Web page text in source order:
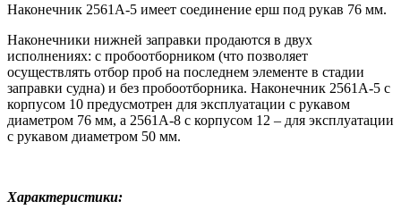
Наконечник 2561А-5 имеет соединение ерш под рукав 76 мм.
Наконечники нижней заправки продаются в двух
исполнениях: с пробоотборником (что позволяет
осуществлять отбор проб на последнем элементе в стадии
заправки судна) и без пробоотборника. Наконечник 2561A-5 с
корпусом 10 предусмотрен для эксплуатации с рукавом
диаметром 76 мм, а 2561A-8 с корпусом 12 – для эксплуатации
с рукавом диаметром 50 мм.
Характеристики: